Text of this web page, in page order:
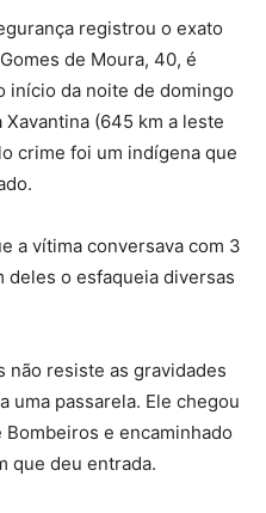
registrou o exato
de Moura, 40, é
início da noite de domingo
Xavantina (645 km a leste
crime foi um indígena que
a vítima conversava com 3
deles o esfaqueia diversas
não resiste as gravidades
uma passarela. Ele chegou
e encaminhado
que deu entrada.